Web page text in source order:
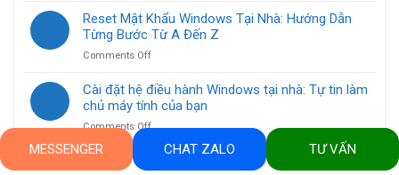
đề
máy
tính
siêu
Cài
Máy
Tính
Hướng
Dẫn
Toàn
A-
Win
8
Tự
làm
hay
thợ
Reset Mật Khẩu Windows Tại Nhà: Hướng Dẫn
Từng Bước Từ A Đến Z
Comments Offon
Mật
Khẩu
Tại
Nhà:
Cài đặt hệ điều hành Windows tại nhà: Tự tin làm
chủ máy tính của bạn
Comments Offon
hệ
MESSENGER CHAT ZALO TƯ VẤN